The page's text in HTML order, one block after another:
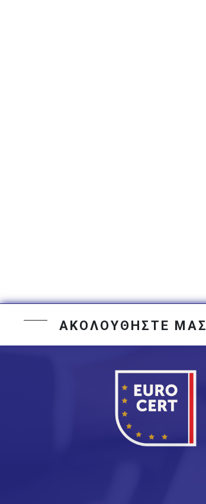
ΑΚΟΛΟΥΘΗΣΤΕ ΜΑΣ